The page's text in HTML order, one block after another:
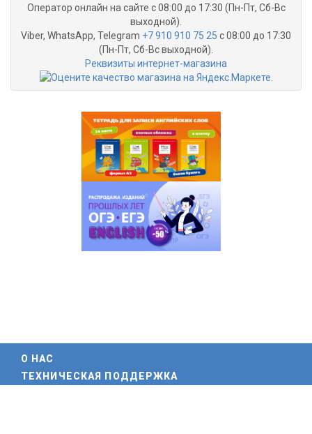
Оператор онлайн на сайте с 08:00 до 17:30 (Пн-Пт, Сб-Вс
выходной).
Viber, WhatsApp, Telegram +7 910 910 75 25 с 08:00 до 17:30
(Пн-Пт, Сб-Вс выходной).
Реквизиты интернет-магазина
О НАС
ТЕХНИЧЕСКАЯ ПОДДЕРЖКА